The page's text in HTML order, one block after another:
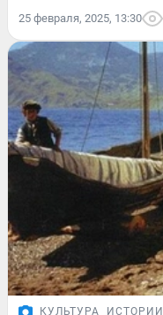
25 февраля, 2025, 13:30
КУЛЬТУРА ИСТОРИИ